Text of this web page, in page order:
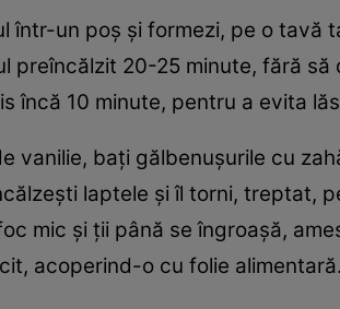
într-un poș și formezi, pe o
preîncălzit 20-25 minute, fără să
încă 10 minute, pentru a evita
vanilie, bați gălbenușurile cu
laptele și îl torni, treptat,
mic și ții până se îngroașă,
acoperind-o cu folie alimentară.